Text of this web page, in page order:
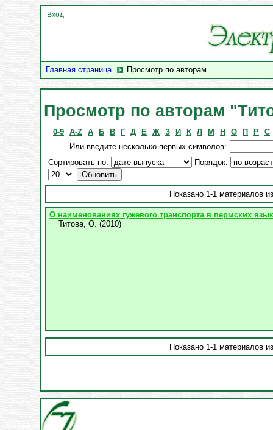
Главная страница Просмотр по авторам
Вход
Просмотр по авторам
0-9 A-Z А Б В Г Д Е Ж З И К Л М Н О П Р С
Или введите несколько первых символов:
Сортировать по:
Порядок:
Показано 1-1 материалов
О наименованиях гужевого транспорта в пермских
Титова, О. (2010)
Показано 1-1 материалов